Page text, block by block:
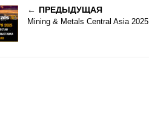
ПРЕДЫДУЩАЯ
Mining & Metals Central Asia 2025